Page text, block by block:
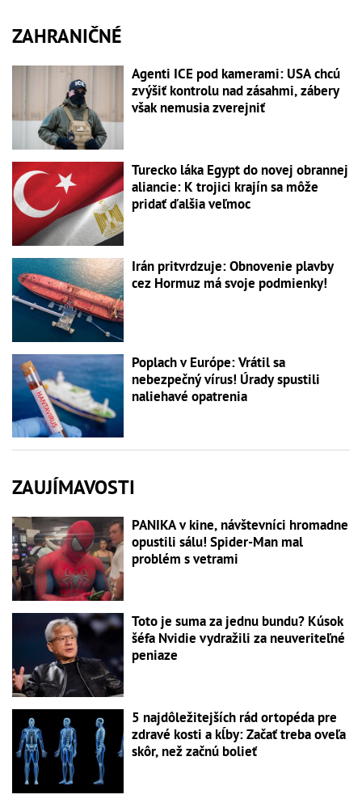
ZAHRANIČNÉ
Agenti ICE pod kamerami: USA chcú
zvýšiť kontrolu nad zásahmi, zábery
však nemusia zverejniť
Turecko láka Egypt do novej obrannej
aliancie: K trojici krajín sa môže
pridať ďalšia veľmoc
Irán pritvrdzuje: Obnovenie plavby
cez Hormuz má svoje podmienky!
Poplach v Európe: Vrátil sa
nebezpečný vírus! Úrady spustili
naliehavé opatrenia
ZAUJÍMAVOSTI
PANIKA v kine, návštevníci hromadne
opustili sálu! Spider-Man mal
problém s vetrami
Toto je suma za jednu bundu? Kúsok
šéfa Nvidie vydražili za neuveriteľné
peniaze
5 najdôležitejších rád ortopéda pre
zdravé kosti a kĺby: Začať treba oveľa
skôr, než začnú bolieť